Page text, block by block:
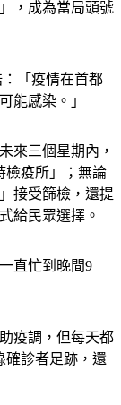
，成為當局頭號
「疫情在首都
能感染。」
來三個星期內，
檢疫所」；無論
接受篩檢，還提
給民眾選擇。
直忙到晚間9
疫調，但每天都
確診者足跡，還